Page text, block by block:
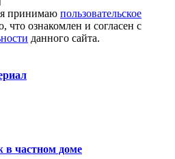
принимаю пользовательское
что ознакомлен и согласен с
данного сайта.
в частном доме